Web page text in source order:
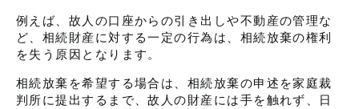
例えば、故人の口座からの引き出しや不動産の管理な
ど、相続財産に対する一定の行為は、相続放棄の権利
を失う原因となります。
相続放棄を希望する場合は、相続放棄の申述を家庭裁
判所に提出するまで、故人の財産には手を触れず、日